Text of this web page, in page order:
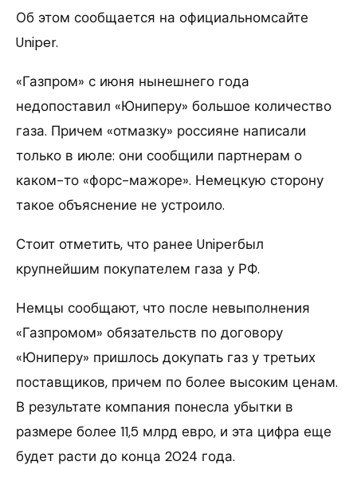
Об этом сообщается на официальномсайте
Uniper.
«Газпром» с июня нынешнего года
недопоставил «Юниперу» большое количество
газа. Причем «отмазку» россияне написали
только в июле: они сообщили партнерам о
каком-то «форс-мажоре». Немецкую сторону
такое объяснение не устроило.
Стоит отметить, что ранее Uniperбыл
крупнейшим покупателем газа у РФ.
Немцы сообщают, что после невыполнения
«Газпромом» обязательств по договору
«Юниперу» пришлось докупать газ у третьих
поставщиков, причем по более высоким ценам.
В результате компания понесла убытки в
размере более 11,5 млрд евро, и эта цифра еще
будет расти до конца 2024 года.